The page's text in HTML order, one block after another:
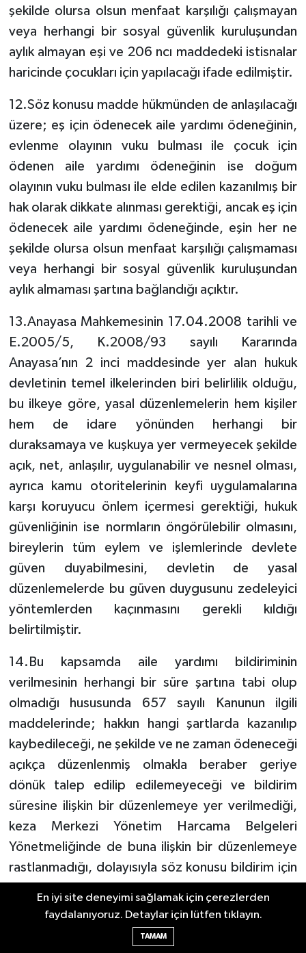
şekilde olursa olsun menfaat karşılığı çalışmayan
veya herhangi bir sosyal güvenlik kuruluşundan
aylık almayan eşi ve 206 ncı maddedeki istisnalar
haricinde çocukları için yapılacağı ifade edilmiştir.
12.Söz konusu madde hükmünden de anlaşılacağı
üzere; eş için ödenecek aile yardımı ödeneğinin,
evlenme olayının vuku bulması ile çocuk için
ödenen aile yardımı ödeneğinin ise doğum
olayının vuku bulması ile elde edilen kazanılmış bir
hak olarak dikkate alınması gerektiği, ancak eş için
ödenecek aile yardımı ödeneğinde, eşin her ne
şekilde olursa olsun menfaat karşılığı çalışmaması
veya herhangi bir sosyal güvenlik kuruluşundan
aylık almaması şartına bağlandığı açıktır.
13.Anayasa Mahkemesinin 17.04.2008 tarihli ve
E.2005/5, K.2008/93 sayılı Kararında
Anayasa’nın 2 inci maddesinde yer alan hukuk
devletinin temel ilkelerinden biri belirlilik olduğu,
bu ilkeye göre, yasal düzenlemelerin hem kişiler
hem de idare yönünden herhangi bir
duraksamaya ve kuşkuya yer vermeyecek şekilde
açık, net, anlaşılır, uygulanabilir ve nesnel olması,
ayrıca kamu otoritelerinin keyfi uygulamalarına
karşı koruyucu önlem içermesi gerektiği, hukuk
güvenliğinin ise normların öngörülebilir olmasını,
bireylerin tüm eylem ve işlemlerinde devlete
güven duyabilmesini, devletin de yasal
düzenlemelerde bu güven duygusunu zedeleyici
yöntemlerden kaçınmasını gerekli kıldığı
belirtilmiştir.
14.Bu kapsamda aile yardımı bildiriminin
verilmesinin herhangi bir süre şartına tabi olup
olmadığı hususunda 657 sayılı Kanunun ilgili
maddelerinde; hakkın hangi şartlarda kazanılıp
kaybedileceği, ne şekilde ve ne zaman ödeneceği
açıkça düzenlenmiş olmakla beraber geriye
dönük talep edilip edilemeyeceği ve bildirim
süresine ilişkin bir düzenlemeye yer verilmediği,
keza Merkezi Yönetim Harcama Belgeleri
Yönetmeliğinde de buna ilişkin bir düzenlemeye
rastlanmadığı, dolayısıyla söz konusu bildirim için
anlaşıldığından hak sahiplerince verilen
bildirimlere istinaden geriye dönük olarak aile
yardımı talep edilmesinin önünde bir engel
En iyi site deneyimi sağlamak için çerezlerden
faydalanıyoruz. Detaylar için lütfen tıklayın.
TAMAM